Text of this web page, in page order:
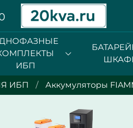
ИБП
ИБП Аккумуляторы